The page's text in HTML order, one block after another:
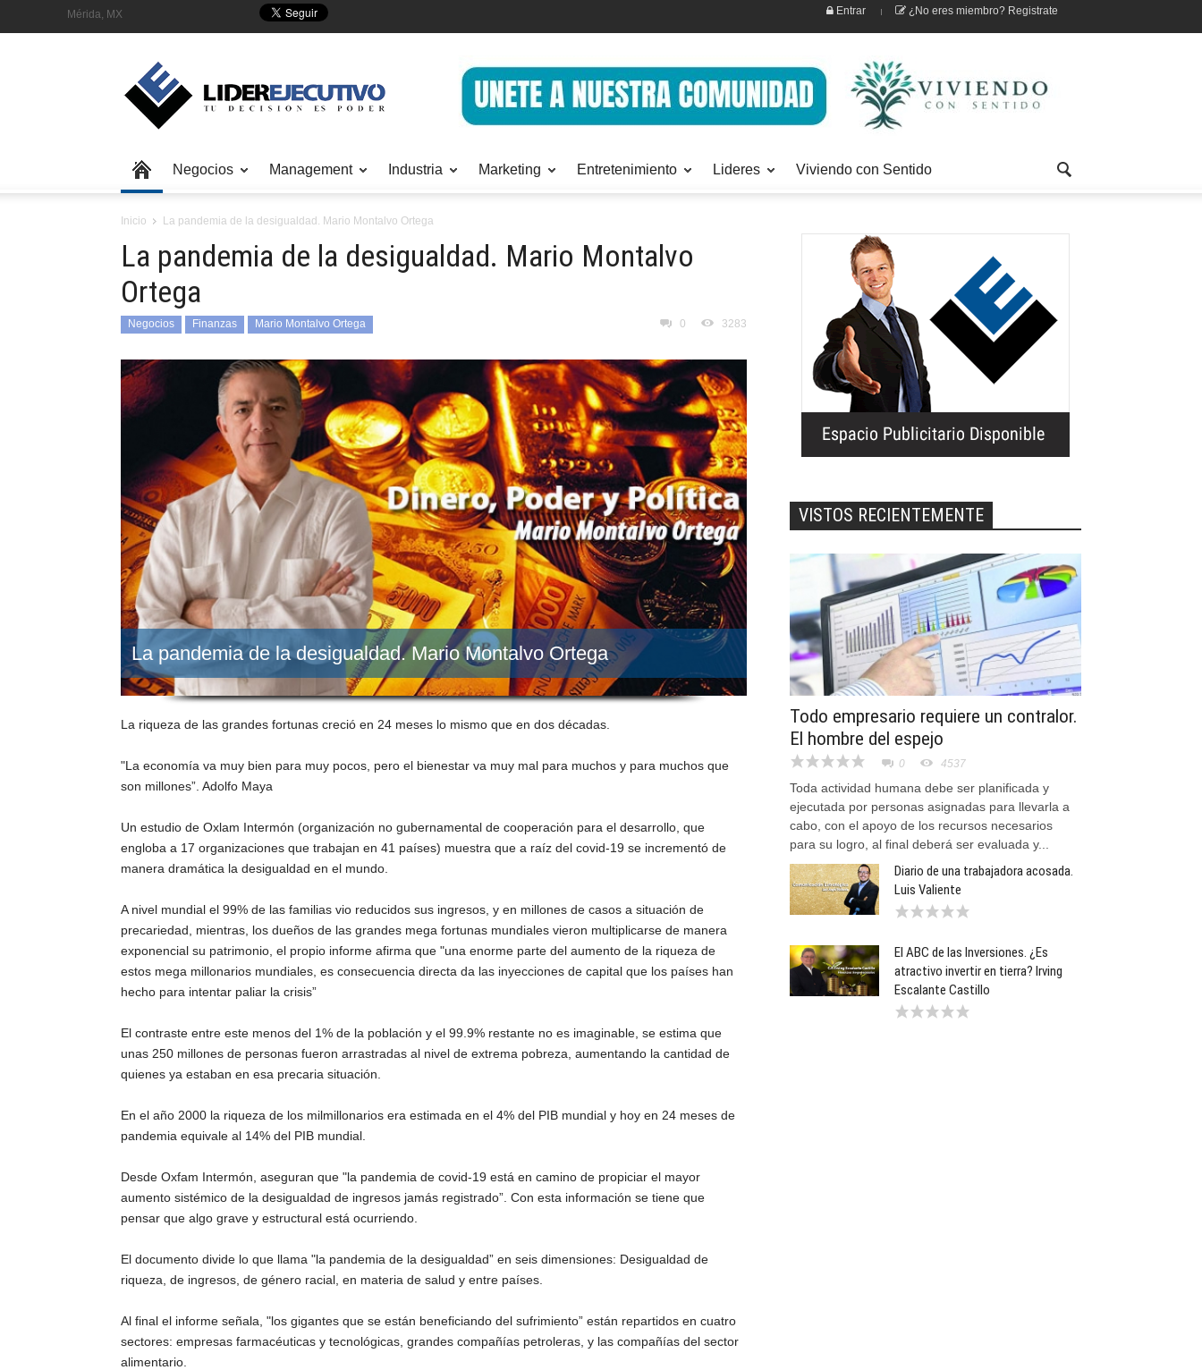
Mérida, MX Entrar ¿No eres miembro? Registrate
Negocios Management Industria Marketing Entretenimiento Lideres Viviendo con Sentido
Inicio La pandemia de la desigualdad. Mario Montalvo Ortega
La pandemia de la desigualdad. Mario Montalvo
Ortega
Negocios Finanzas Mario Montalvo Ortega 0 3283
La pandemia de la desigualdad. Mario Montalvo Ortega
La riqueza de las grandes fortunas creció en 24 meses lo mismo que en dos décadas.
"La economía va muy bien para muy pocos, pero el bienestar va muy mal para muchos y para muchos que
son millones”. Adolfo Maya
Un estudio de Oxlam Intermón (organización no gubernamental de cooperación para el desarrollo, que
engloba a 17 organizaciones que trabajan en 41 países) muestra que a raíz del covid-19 se incrementó de
manera dramática la desigualdad en el mundo.
A nivel mundial el 99% de las familias vio reducidos sus ingresos, y en millones de casos a situación de
precariedad, mientras, los dueños de las grandes mega fortunas mundiales vieron multiplicarse de manera
exponencial su patrimonio, el propio informe afirma que "una enorme parte del aumento de la riqueza de
estos mega millonarios mundiales, es consecuencia directa da las inyecciones de capital que los países han
hecho para intentar paliar la crisis”
El contraste entre este menos del 1% de la población y el 99.9% restante no es imaginable, se estima que
unas 250 millones de personas fueron arrastradas al nivel de extrema pobreza, aumentando la cantidad de
quienes ya estaban en esa precaria situación.
En el año 2000 la riqueza de los milmillonarios era estimada en el 4% del PIB mundial y hoy en 24 meses de
pandemia equivale al 14% del PIB mundial.
Desde Oxfam Intermón, aseguran que "la pandemia de covid-19 está en camino de propiciar el mayor
aumento sistémico de la desigualdad de ingresos jamás registrado”. Con esta información se tiene que
pensar que algo grave y estructural está ocurriendo.
El documento divide lo que llama "la pandemia de la desigualdad” en seis dimensiones: Desigualdad de
riqueza, de ingresos, de género racial, en materia de salud y entre países.
Al final el informe señala, "los gigantes que se están beneficiando del sufrimiento” están repartidos en cuatro
sectores: empresas farmacéuticas y tecnológicas, grandes compañías petroleras, y las compañías del sector
alimentario.
VISTOS RECIENTEMENTE
Todo empresario requiere un contralor.
El hombre del espejo
0 4537
Toda actividad humana debe ser planificada y
ejecutada por personas asignadas para llevarla a
cabo, con el apoyo de los recursos necesarios
para su logro, al final deberá ser evaluada y...
Diario de una trabajadora acosada.
Luis Valiente
El ABC de las Inversiones. ¿Es
atractivo invertir en tierra? Irving
Escalante Castillo